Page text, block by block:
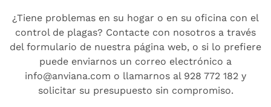
¿Tiene problemas en su hogar o en su oficina con el
control de plagas? Contacte con nosotros a través
del formulario de nuestra página web, o si lo prefiere
puede enviarnos un correo electrónico a
info@anviana.com o llamarnos al 928 772 182 y
solicitar su presupuesto sin compromiso.